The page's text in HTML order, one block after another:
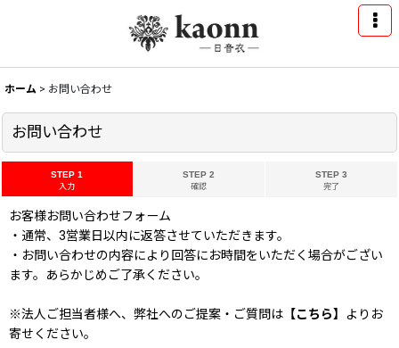
ホーム > お問い合わせ
お問い合わせ
STEP 1
入力
STEP 2
確認
STEP 3
完了
お客様お問い合わせフォーム
・通常、3営業日以内に返答させていただきます。
・お問い合わせの内容により回答にお時間をいただく場合がござい
ます。あらかじめご了承ください。
※法人ご担当者様へ、弊社へのご提案・ご質問は 【こちら】
よりお
寄せください。